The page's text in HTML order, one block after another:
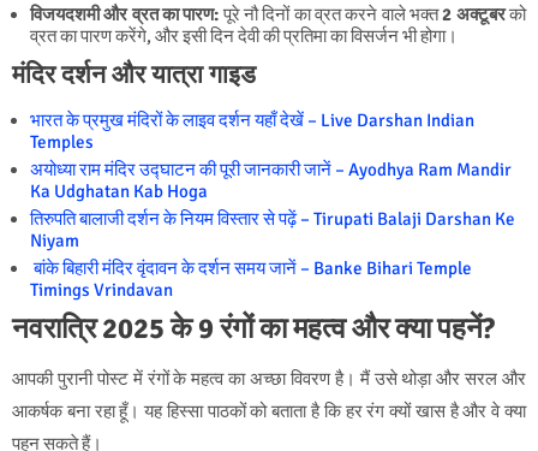
विजयदशमी और व्रत का पारण:पूरे नौ दिनों का व्रत करने वाले भक्त2 अक्टूबरको
व्रत का पारण करेंगे, और इसी दिन देवी की प्रतिमा का विसर्जन भी होगा।
मंदिर दर्शन और यात्रा गाइड
भारत के प्रमुख मंदिरों के लाइव दर्शन यहाँ देखें – Live Darshan Indian
Temples
अयोध्या राम मंदिर उद्घाटन की पूरी जानकारी जानें – Ayodhya Ram Mandir
Ka Udghatan Kab Hoga
तिरुपति बालाजी दर्शन के नियम विस्तार से पढ़ें – Tirupati Balaji Darshan Ke
Niyam
बांके बिहारी मंदिर वृंदावन के दर्शन समय जानें – Banke Bihari Temple
Timings Vrindavan
नवरात्रि 2025 के 9 रंगों का महत्व और क्या पहनें?
आपकी पुरानी पोस्ट में रंगों के महत्व का अच्छा विवरण है। मैं उसे थोड़ा और सरल और
आकर्षक बना रहा हूँ। यह हिस्सा पाठकों को बताता है कि हर रंग क्यों खास है और वे क्या
पहन सकते हैं।